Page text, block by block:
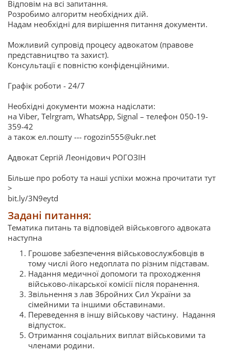
Відповім на всі запитання.
Розробимо алгоритм необхідних дій.
Надам необхідні для вирішення питання документи.
Можливий супровід процесу адвокатом (правове
представництво та захист).
Консультації є повністю конфіденційними.
Графік роботи - 24/7
Необхідні документи можна надіслати:
на Viber, Telrgram, WhatsApp, Signal – телефон 050-19-
359-42
а також ел.пошту --- rogozin555@ukr.net
Адвокат Сергій Леонідович РОГОЗІН
Більше про роботу та наші успіхи можна прочитати тут
>
bit.ly/3N9eytd
Задані питання:
Тематика питань та відповідей військовгого адвоката
наступна
Грошове забезпечення військовослужбовців в
тому числі його недоплата по різним підставам.
Надання медичної допомоги та проходження
військово-лікарської комісії після поранення.
Звільнення з лав Збройних Сил України за
сімейними та іншими обставинами.
Переведення в іншу військову частину. Надання
відпусток.
Отримання соціальних виплат військовими та
членами родини.